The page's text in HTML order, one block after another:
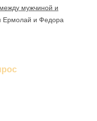
мужчиной и
Ермолай и Федора